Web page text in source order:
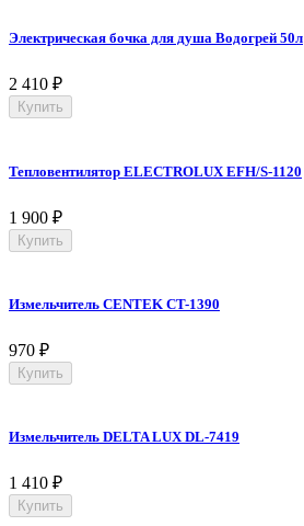
Электрическая бочка для душа Водогрей 50л
2 410 ₽
Купить
Тепловентилятор ELECTROLUX EFH/S-1120
1 900 ₽
Купить
Измельчитель CENTEK CT-1390
970 ₽
Купить
Измельчитель DELTA LUX DL-7419
1 410 ₽
Купить